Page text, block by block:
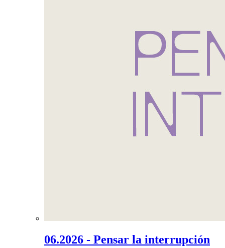
06.2026 - Pensar la interrupción